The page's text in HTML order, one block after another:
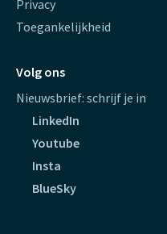
Privacy
Toegankelijkheid
Volg ons
Nieuwsbrief: schrijf je in
LinkedIn
Youtube
Insta
BlueSky